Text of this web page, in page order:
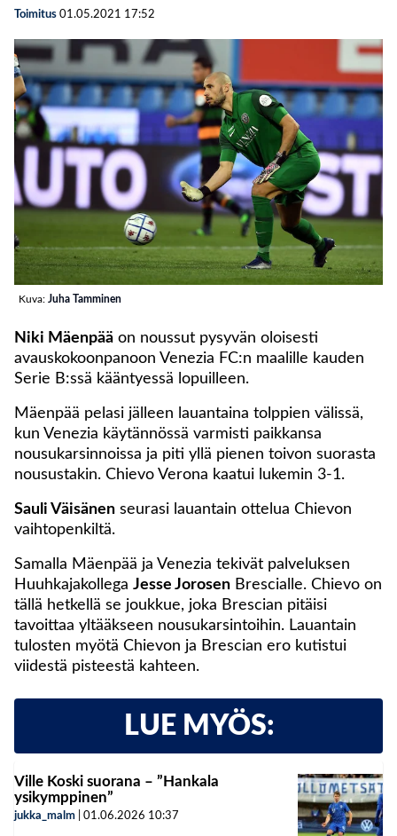
Toimitus 01.05.2021 17:52
Kuva: Juha Tamminen
Niki Mäenpää on noussut pysyvän oloisesti
avauskokoonpanoon Venezia FC:n maalille kauden
Serie B:ssä kääntyessä lopuilleen.
Mäenpää pelasi jälleen lauantaina tolppien välissä,
kun Venezia käytännössä varmisti paikkansa
nousukarsinnoissa ja piti yllä pienen toivon suorasta
nousustakin. Chievo Verona kaatui lukemin 3-1.
Sauli Väisänen seurasi lauantain ottelua Chievon
vaihtopenkiltä.
Samalla Mäenpää ja Venezia tekivät palveluksen
Huuhkajakollega Jesse Jorosen Brescialle. Chievo on
tällä hetkellä se joukkue, joka Brescian pitäisi
tavoittaa yltääkseen nousukarsintoihin. Lauantain
tulosten myötä Chievon ja Brescian ero kutistui
viidestä pisteestä kahteen.
LUE MYÖS:
Ville Koski suorana – ”Hankala
ysikymppinen”
jukka_malm 01.06.2026 10:37